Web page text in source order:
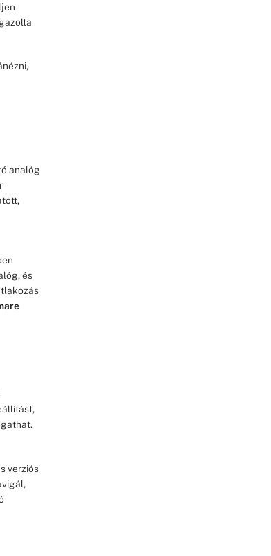
analóg
és
verziós